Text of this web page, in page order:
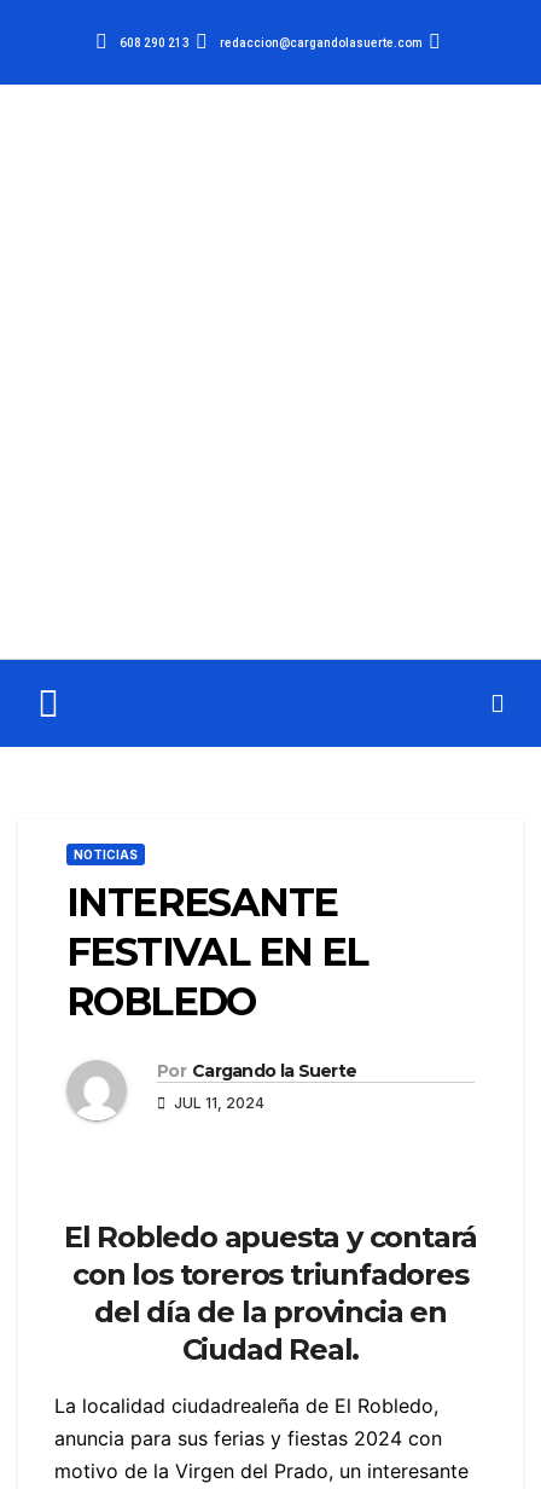
608 290 213 redaccion@cargandolasuerte.com
NOTICIAS
INTERESANTE
FESTIVAL EN EL
ROBLEDO
Por Cargando la Suerte
JUL 11, 2024
El Robledo apuesta y contará
con los toreros triunfadores
del día de la provincia en
Ciudad Real.
La localidad ciudadrealeña de El Robledo,
anuncia para sus ferias y fiestas 2024 con
motivo de la Virgen del Prado, un interesante